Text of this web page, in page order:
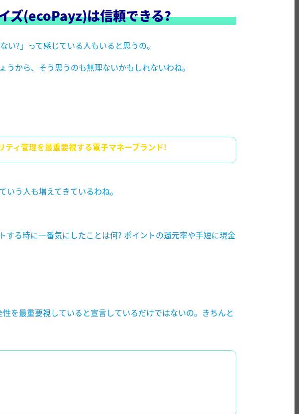
ズ(ecoPayz)は信頼できる?
い?」って感じている人もいると思うの。
から、そう思うのも無理ないかもしれないわね。
ィ管理を最重要視する電子マネーブランド!
う人も増えてきているわね。
する時に一番気にしたことは何? ポイントの還元率や手短に現金
を最重要視していると宣言しているだけではないの。きちんと